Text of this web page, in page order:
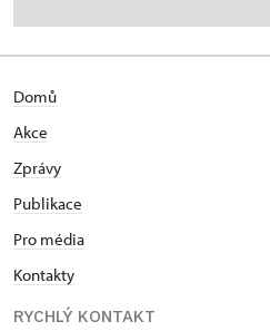
Domů
Akce
Zprávy
Publikace
Pro média
Kontakty
RYCHLÝ KONTAKT